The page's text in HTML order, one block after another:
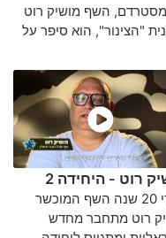
השף מושיק רוט
"הצינור", הוא סיפר על
רוט - היחידה 2
אחרי 20 שנה השף המוכשר
רוט מתחבר מחדש